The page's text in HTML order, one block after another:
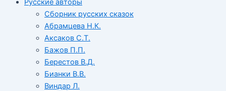
Русские авторы
Сборник русских сказок
Абрамцева Н.К.
Аксаков С.Т.
Бажов П.П.
Берестов В.Д.
Бианки В.В.
Виндар Л.